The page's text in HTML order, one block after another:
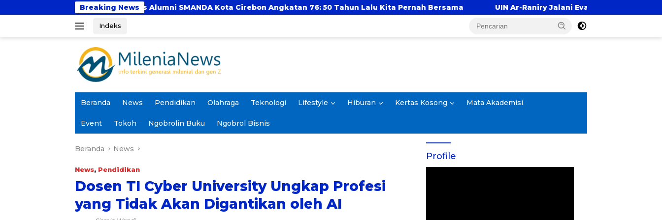
ke
Breaking News
Reuni Emas Alumni SMANDA Kota Cirebon Angkatan 76: 50 Tahun Lalu Kita Pernah Bersama UIN Ar-Raniry Jalani Evaluasi Pembukaan Prodi Kedokteran,
Indeks
Beranda News Pendidikan Olahraga Teknologi Lifestyle Hiburan Kertas Kosong Mata Akademisi
Event Tokoh Ngobrolin Buku Ngobrol Bisnis
Beranda News
News, Pendidikan
Dosen TI Cyber University Ungkap Profesi
yang Tidak Akan Digantikan oleh AI
Profile